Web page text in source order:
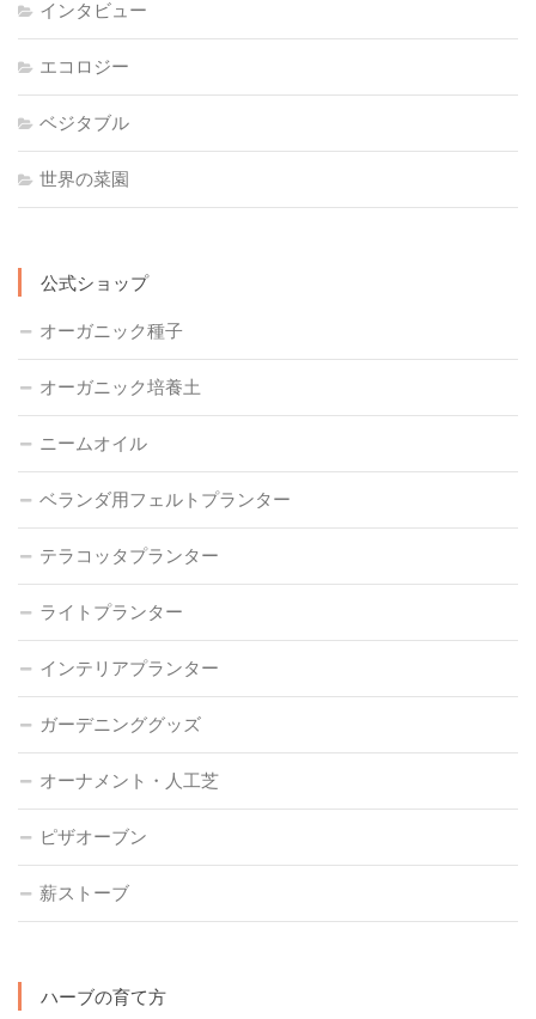
インタビュー
エコロジー
ベジタブル
世界の菜園
公式ショップ
オーガニック種子
オーガニック培養土
ニームオイル
ベランダ用フェルトプランター
テラコッタプランター
ライトプランター
インテリアプランター
ガーデニンググッズ
オーナメント・人工芝
ピザオーブン
薪ストーブ
ハーブの育て方